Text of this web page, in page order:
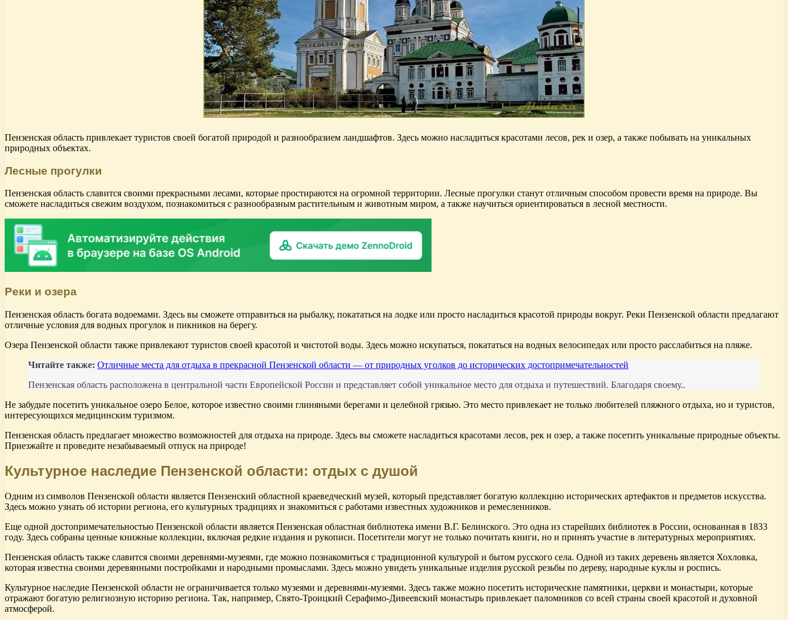
Пензенская область привлекает туристов своей богатой природой и разнообразием ландшафтов. Здесь можно насладиться красотами лесов, рек и озер, а также побывать на уникальных
природных объектах.
Лесные прогулки
Пензенская область славится своими прекрасными лесами, которые простираются на огромной территории. Лесные прогулки станут отличным способом провести время на природе. Вы
сможете насладиться свежим воздухом, познакомиться с разнообразным растительным и животным миром, а также научиться ориентироваться в лесной местности.
Реки и озера
Пензенская область богата водоемами. Здесь вы сможете отправиться на рыбалку, покататься на лодке или просто насладиться красотой природы вокруг. Реки Пензенской области предлагают
отличные условия для водных прогулок и пикников на берегу.
Озера Пензенской области также привлекают туристов своей красотой и чистотой воды. Здесь можно искупаться, покататься на водных велосипедах или просто расслабиться на пляже.
Читайте также: Отличные места для отдыха в прекрасной Пензенской области — от природных уголков до исторических достопримечательностей
Пензенская область расположена в центральной части Европейской России и представляет собой уникальное место для отдыха и путешествий. Благодаря своему..
Не забудьте посетить уникальное озеро Белое, которое известно своими глиняными берегами и целебной грязью. Это место привлекает не только любителей пляжного отдыха, но и туристов,
интересующихся медицинским туризмом.
Пензенская область предлагает множество возможностей для отдыха на природе. Здесь вы сможете насладиться красотами лесов, рек и озер, а также посетить уникальные природные объекты.
Приезжайте и проведите незабываемый отпуск на природе!
Культурное наследие Пензенской области: отдых с душой
Одним из символов Пензенской области является Пензенский областной краеведческий музей, который представляет богатую коллекцию исторических артефактов и предметов искусства.
Здесь можно узнать об истории региона, его культурных традициях и знакомиться с работами известных художников и ремесленников.
Еще одной достопримечательностью Пензенской области является Пензенская областная библиотека имени В.Г. Белинского. Это одна из старейших библиотек в России, основанная в 1833
году. Здесь собраны ценные книжные коллекции, включая редкие издания и рукописи. Посетители могут не только почитать книги, но и принять участие в литературных мероприятиях.
Пензенская область также славится своими деревнями-музеями, где можно познакомиться с традиционной культурой и бытом русского села. Одной из таких деревень является Хохловка,
которая известна своими деревянными постройками и народными промыслами. Здесь можно увидеть уникальные изделия русской резьбы по дереву, народные куклы и роспись.
Культурное наследие Пензенской области не ограничивается только музеями и деревнями-музеями. Здесь также можно посетить исторические памятники, церкви и монастыри, которые
отражают богатую религиозную историю региона. Так, например, Свято-Троицкий Серафимо-Дивеевский монастырь привлекает паломников со всей страны своей красотой и духовной
атмосферой.